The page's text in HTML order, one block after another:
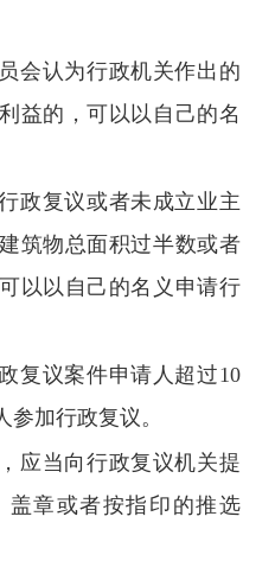
会认为行政机关作出的
益的，可以以自己的名
政复议或者未成立业主
筑物总面积过半数或者
以以自己的名义申请行
复议案件申请人超过10
参加行政复议。
应当向行政复议机关提
盖章或者按指印的推选